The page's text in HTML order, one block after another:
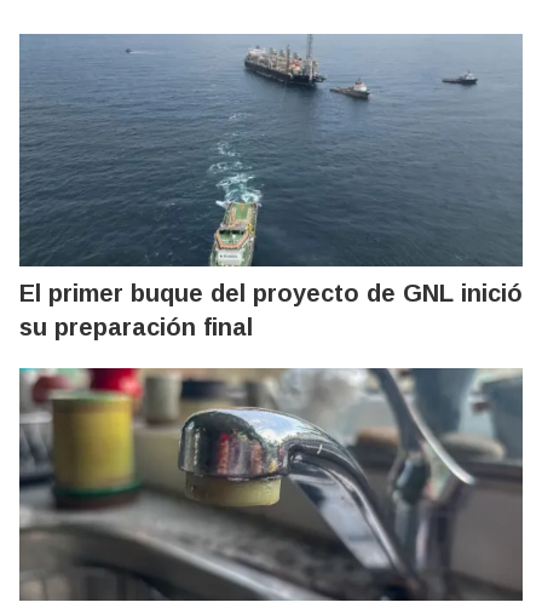
El primer buque del proyecto de GNL inició
su preparación final